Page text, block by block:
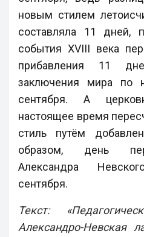
новым стилем
составляла 11 дней,
события XVIII века
прибавления 11
заключения мира по
сентября. А
настоящее время
стиль путём
образом, день
Александра
сентября.
Текст:
Александро-Невская